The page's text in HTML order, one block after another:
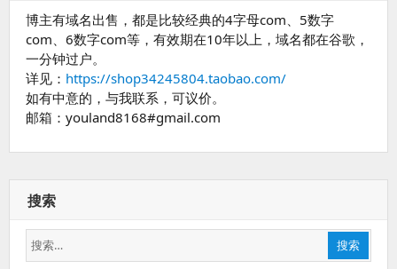
博主有域名出售，都是比较经典的4字母com、5数字
com、6数字com等，有效期在10年以上，域名都在谷歌，
一分钟过户。
详见： https://shop34245804.taobao.com/
如有中意的，与我联系，可议价。
邮箱：youland8168#gmail.com
搜索
搜
索：
搜索